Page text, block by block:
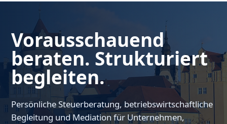
Vorausschauend
beraten. Strukturiert
begleiten.
Persönliche Steuerberatung, betriebswirtschaftliche
Begleitung und Mediation für Unternehmen,